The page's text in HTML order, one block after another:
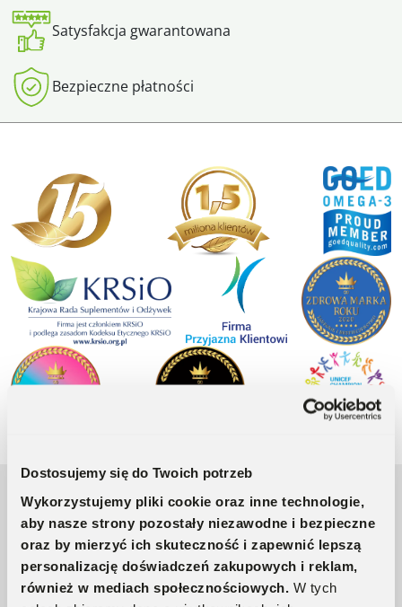
Dostosujemy się do Twoich potrzeb
Wykorzystujemy pliki cookie oraz inne technologie,
aby nasze strony pozostały niezawodne i bezpieczne
oraz by mierzyć ich skuteczność i zapewnić lepszą
personalizację doświadczeń zakupowych i reklam,
również w mediach społecznościowych. W tych
Satysfakcja gwarantowana
Bezpieczne płatności
Tylko udokumentowane składniki
Ponad 15 lat doświadczenia
Receptury opracowane w Norwegii